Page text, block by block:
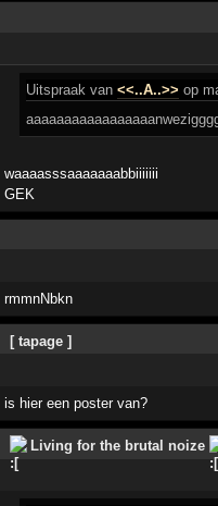
Uitspraak van<<..A..>> op
waaaasssaaaaaaabbiiiiiii
GEK
rmmnNbkn
[ tapage ]
is hier een poster van?
Living for the brutal noize